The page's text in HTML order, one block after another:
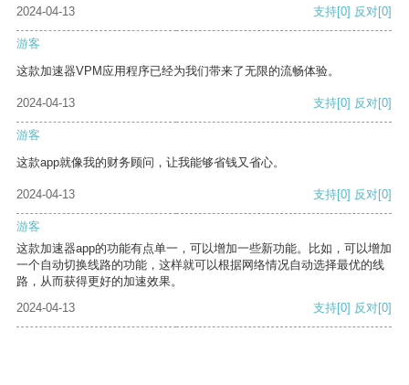
2024-04-13
支持[0] 反对[0]
游客
这款加速器VPM应用程序已经为我们带来了无限的流畅体验。
2024-04-13 支持[0] 反对[0]
游客
这款app就像我的财务顾问，让我能够省钱又省心。
2024-04-13 支持[0] 反对[0]
游客
这款加速器app的功能有点单一，可以增加一些新功能。比如，可以增加
一个自动切换线路的功能，这样就可以根据网络情况自动选择最优的线
路，从而获得更好的加速效果。
2024-04-13
支持[0] 反对[0]